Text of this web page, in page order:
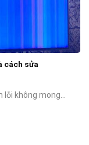
cách sửa
không mong...